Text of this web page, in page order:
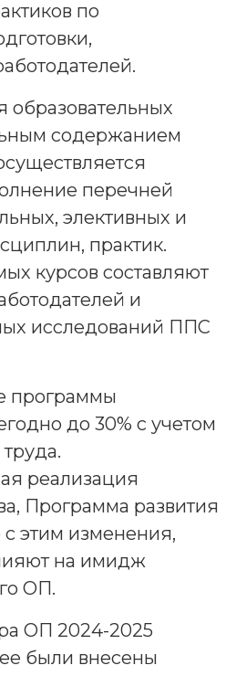
по
содержанием
перечней
элективных и
практик.
курсов составляют
и
исследований ППС
программы
до 30% с учетом
реализация
Программа развития
с этим изменения,
на имидж
ОП.
ОП 2024-2025
были внесены